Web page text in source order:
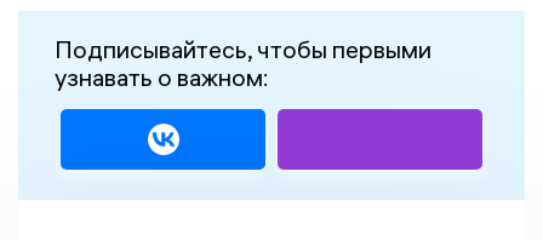
Подписывайтесь, чтобы первыми
узнавать о важном: